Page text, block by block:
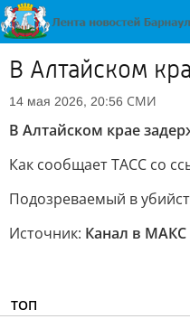
В Алтайском
14 мая 2026, 20:56 СМИ
В Алтайском крае
Как сообщает ТАСС со
Подозреваемый в
Источник: Канал в
ТОП